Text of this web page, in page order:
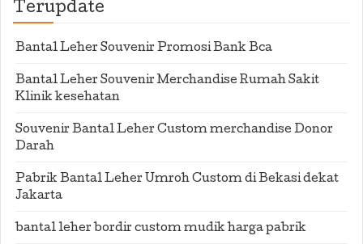
Terupdate
Bantal Leher Souvenir Promosi Bank Bca
Bantal Leher Souvenir Merchandise Rumah Sakit
Klinik kesehatan
Souvenir Bantal Leher Custom merchandise Donor
Darah
Pabrik Bantal Leher Umroh Custom di Bekasi dekat
Jakarta
bantal leher bordir custom mudik harga pabrik